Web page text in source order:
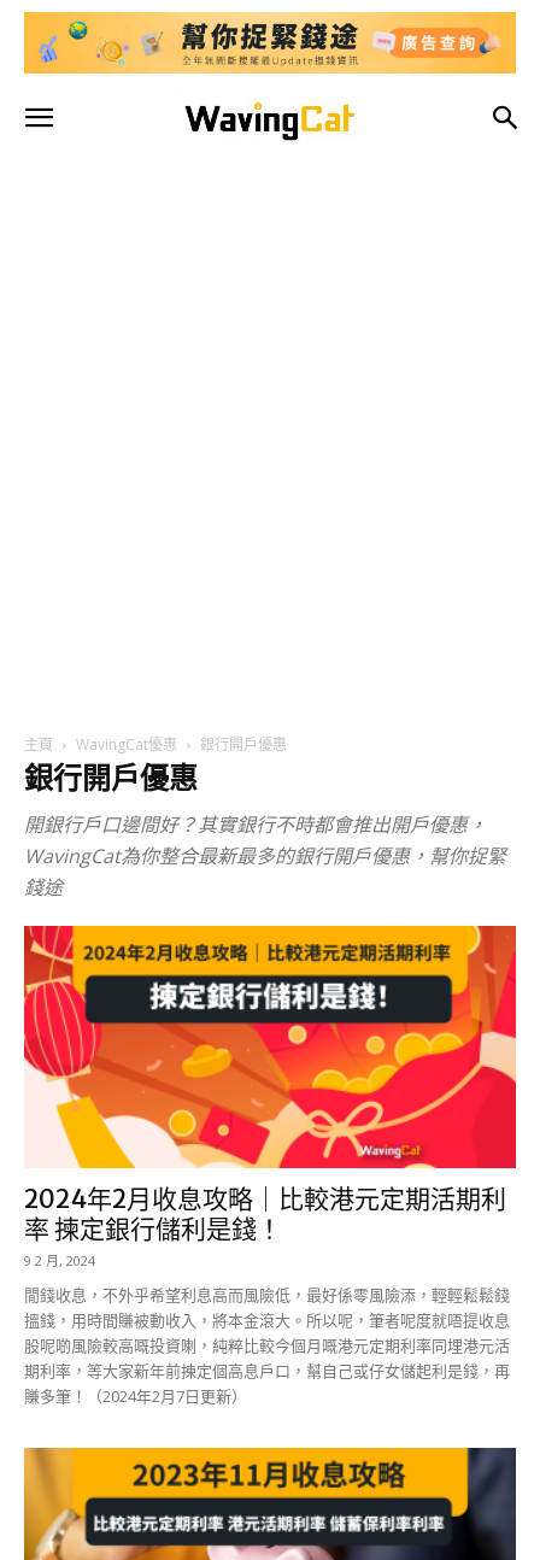
主頁 WavingCat優惠 銀行開戶優惠
銀行開戶優惠
開銀行戶口邊間好？其實銀行不時都會推出開戶優惠，
WavingCat為你整合最新最多的銀行開戶優惠，幫你捉緊
錢途
2024年2月收息攻略｜比較港元定期活期利
率 揀定銀行儲利是錢！
9 2 月, 2024
閒錢收息，不外乎希望利息高而風險低，最好係零風險添，輕輕鬆鬆錢
搵錢，用時間賺被動收入，將本金滾大。所以呢，筆者呢度就唔提收息
股呢啲風險較高嘅投資喇，純粹比較今個月嘅港元定期利率同埋港元活
期利率，等大家新年前揀定個高息戶口，幫自己或仔女儲起利是錢，再
賺多筆！（2024年2月7日更新）